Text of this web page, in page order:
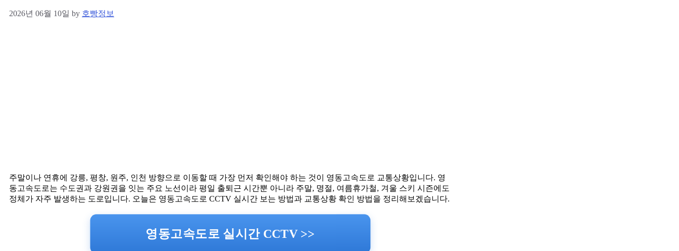
2026년 06월 10일 by 호빵정보
주말이나 연휴에 강릉, 평창, 원주, 인천 방향으로 이동할 때 가장 먼저 확인해야 하는 것이 영동고속도로 교통상황입니다. 영
동고속도로는 수도권과 강원권을 잇는 주요 노선이라 평일 출퇴근 시간뿐 아니라 주말, 명절, 여름휴가철, 겨울 스키 시즌에도
정체가 자주 발생하는 도로입니다. 오늘은 영동고속도로 CCTV 실시간 보는 방법과 교통상황 확인 방법을 정리해보겠습니다.
영동고속도로 실시간 CCTV >>